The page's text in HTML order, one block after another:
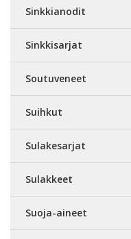
Sinkkianodit
Sinkkisarjat
Soutuveneet
Suihkut
Sulakesarjat
Sulakkeet
Suoja-aineet